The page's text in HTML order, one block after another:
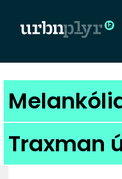
Traxman